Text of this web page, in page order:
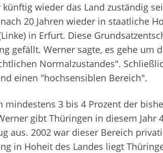
wieder das Land zuständig
20 Jahren wieder in staatliche
in Erfurt. Diese
gefällt. Werner sagte, es gehe um
Normalzustandes".
einen "hochsensiblen Bereich".
mindestens 3 bis 4 Prozent der
gibt Thüringen in diesem Jahr
aus. 2002 war dieser Bereich
in Hoheit des Landes liegt